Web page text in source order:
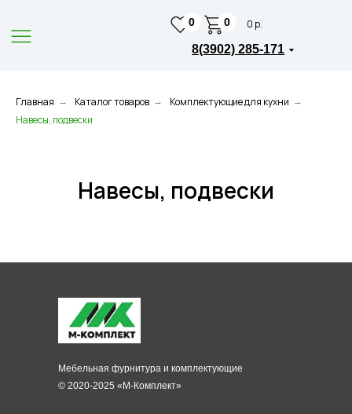
8(3902) 285-171
0 0 р.
0
Главная → Каталог товаров → Комплектующие для кухни →
Навесы, подвески
Навесы, подвески
© 2020-2025 «М-Комплект»
Мебельная фурнитура и комплектующие